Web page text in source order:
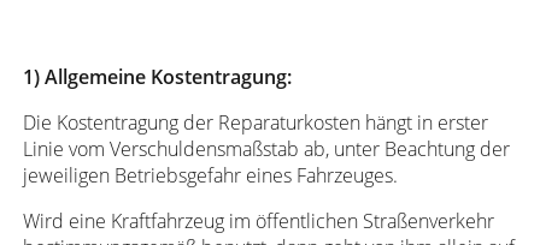
1)Allgemeine Kostentragung:
Die Kostentragung der Reparaturkosten hängt in erster
Linie vom Verschuldensmaßstab ab, unter Beachtung der
jeweiligen Betriebsgefahr eines Fahrzeuges.
Wird eine Kraftfahrzeug im öffentlichen Straßenverkehr